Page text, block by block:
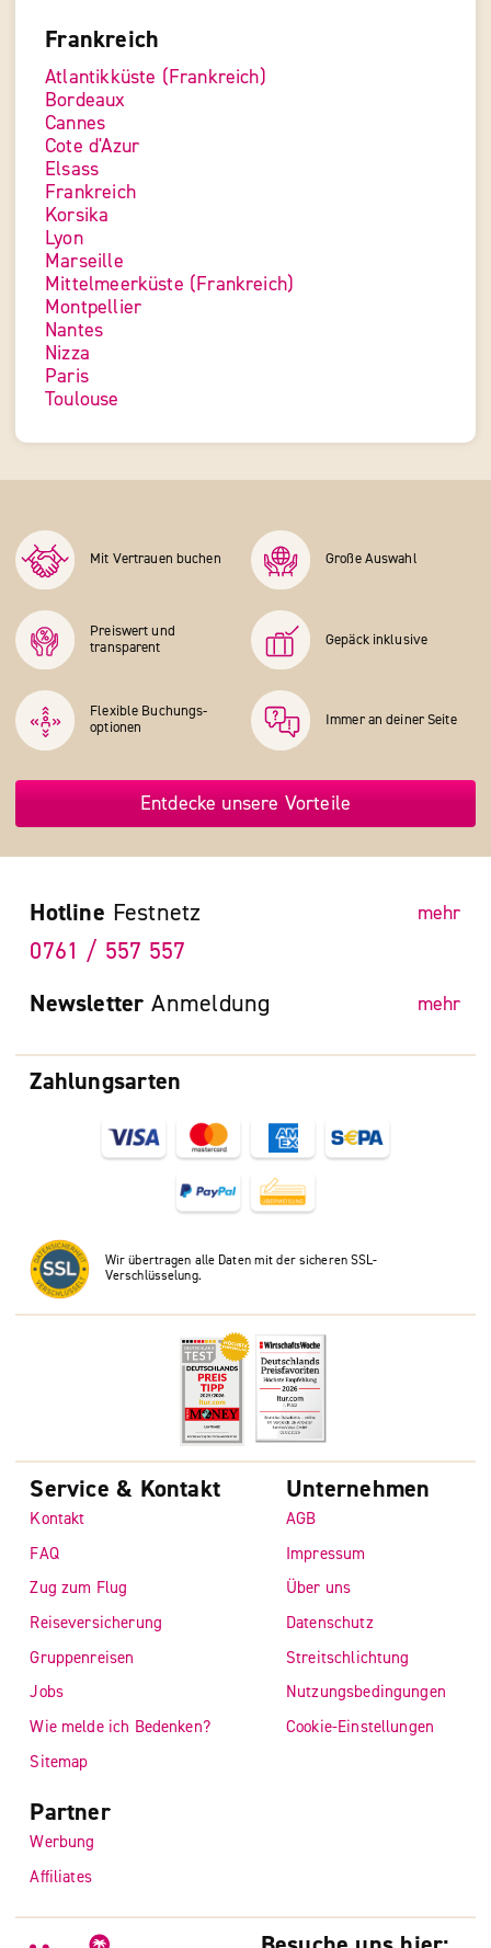
Frankreich
Atlantikküste (Frankreich)
Bordeaux
Cannes
Cote d'Azur
Elsass
Frankreich
Korsika
Lyon
Marseille
Mittelmeerküste (Frankreich)
Montpellier
Nantes
Nizza
Paris
Toulouse
Mit Vertrauen buchen Große Auswahl
Preiswert und
transparent
Gepäck inklusive
Flexible Buchungs­
optionen
Immer an deiner Seite
Entdecke unsere Vorteile
Zahlungsarten
Wir übertragen alle Daten mit der sicheren SSL-
Verschlüsselung.
Hotline Festnetz mehr
0761 / 557 557
Newsletter Anmeldung mehr
Service & Kontakt
Kontakt
FAQ
Zug zum Flug
Reiseversicherung
Gruppenreisen
Jobs
Wie melde ich Bedenken?
Sitemap
Unternehmen
AGB
Impressum
Über uns
Datenschutz
Streitschlichtung
Nutzungsbedingungen
Cookie-Einstellungen
Partner
Werbung
Affiliates